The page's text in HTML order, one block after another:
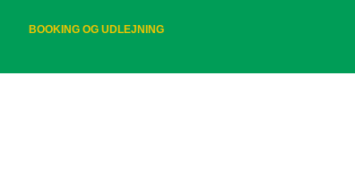
BOOKING OG UDLEJNING